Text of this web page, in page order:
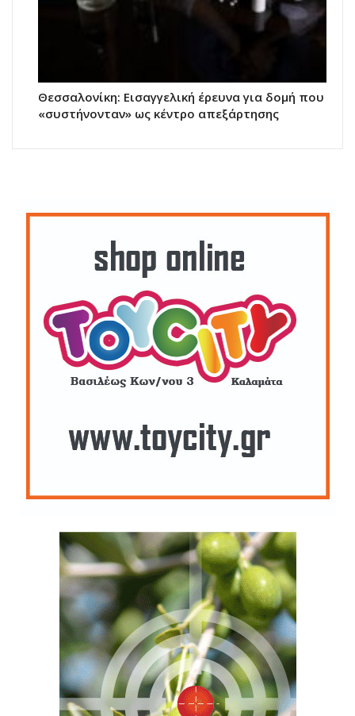
Θεσσαλονίκη: Εισαγγελική έρευνα για δομή που
«συστήνονταν» ως κέντρο απεξάρτησης